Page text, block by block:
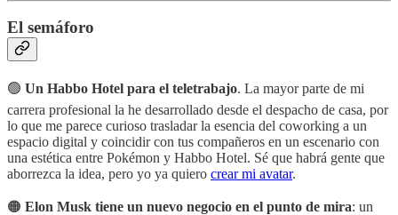
El semáforo
🟢 Un Habbo Hotel para el teletrabajo. La mayor parte de mi
carrera profesional la he desarrollado desde el despacho de casa, por
lo que me parece curioso trasladar la esencia del coworking a un
espacio digital y coincidir con tus compañeros en un escenario con
una estética entre Pokémon y Habbo Hotel. Sé que habrá gente que
aborrezca la idea, pero yo ya quiero crear mi avatar.
🟠 Elon Musk tiene un nuevo negocio en el punto de mira: un